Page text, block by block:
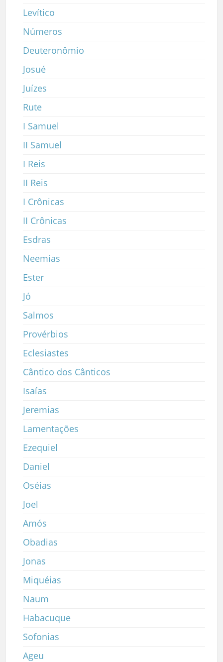
Levítico
Números
Deuteronômio
Josué
Juízes
Rute
I Samuel
II Samuel
I Reis
II Reis
I Crônicas
II Crônicas
Esdras
Neemias
Ester
Jó
Salmos
Provérbios
Eclesiastes
Cântico dos Cânticos
Isaías
Jeremias
Lamentações
Ezequiel
Daniel
Oséias
Joel
Amós
Obadias
Jonas
Miquéias
Naum
Habacuque
Sofonias
Ageu